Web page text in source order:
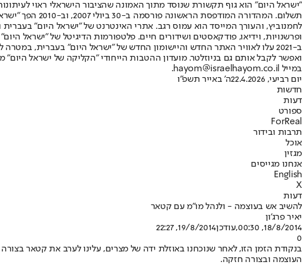
"ישראל היום" הוא גוף תקשורת שנוסד מתוך האמונה שהציבור הישראלי ראוי
תשלום.
ופרשנויות, וידיאו, פודקאסטים ושידורים חיים. פלטפורמות הדיגיטל של "ישראל
ב-2021 עלו לאוויר האתר החדש והיישומון החדש של "ישראל היום" בעברית,
ואפשר לקבל אותם גם בניוזלטר. מועדון ההטבות הייחודי "הקליקה של ישראל
במייל hayom@israelhayom.co.il.
יום רביעי, 22.4.2026
ה' באייר תשפ"ו
חדשות
דעות
ספורט
ForReal
תרבות ובידור
אוכל
מגזין
אנחנו מגייסים
English
X
דעות
להשיב אש בעוצמה - ולנהל מו"מ עם קטאר
יאיר פרג'ון
18/8/2014, 00:30
,עודכן19/8/2014, 22:27
0
בנקודת הזמן הזו, לאחר שנוכחנו באוזלת ידה של מצרים, עלינו לערב את קטאר
העוצמה ובצורה חזקה.